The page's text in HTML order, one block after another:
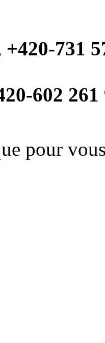
731
602 261
pour